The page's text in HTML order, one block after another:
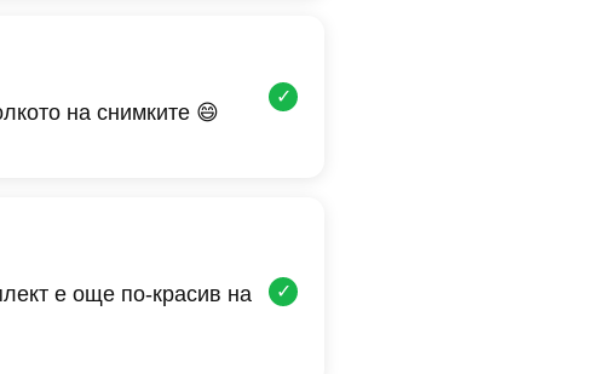
на снимките 😄
✓
е още по-красив на
✓